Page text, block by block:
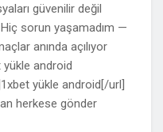
güvenilir değil
sorun yaşamadım —
anında açılıyor
android
yükle android[/url]
herkese gönder